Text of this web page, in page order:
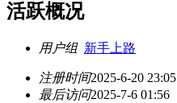
活跃概况
用户组 新手上路
注册时间2025-6-20 23:05
最后访问2025-7-6 01:56